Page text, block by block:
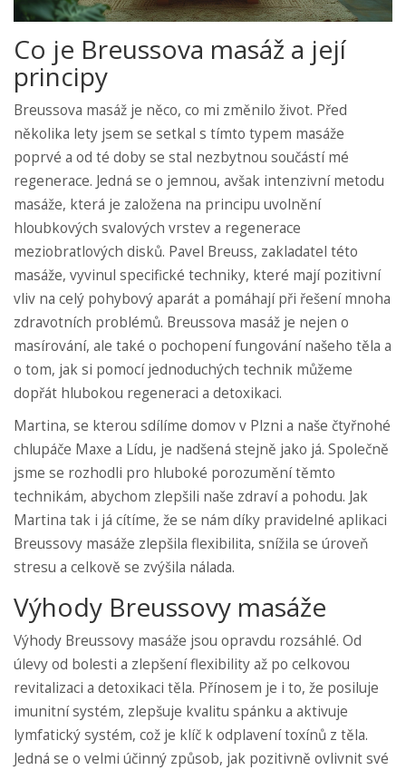
Co je Breussova masáž a její
principy
Breussova masáž je něco, co mi změnilo život. Před
několika lety jsem se setkal s tímto typem masáže
poprvé a od té doby se stal nezbytnou součástí mé
regenerace. Jedná se o jemnou, avšak intenzivní metodu
masáže, která je založena na principu uvolnění
hloubkových svalových vrstev a regenerace
meziobratlových disků. Pavel Breuss, zakladatel této
masáže, vyvinul specifické techniky, které mají pozitivní
vliv na celý pohybový aparát a pomáhají při řešení mnoha
zdravotních problémů. Breussova masáž je nejen o
masírování, ale také o pochopení fungování našeho těla a
o tom, jak si pomocí jednoduchých technik můžeme
dopřát hlubokou regeneraci a detoxikaci.
Martina, se kterou sdílíme domov v Plzni a naše čtyřnohé
chlupáče Maxe a Lídu, je nadšená stejně jako já. Společně
jsme se rozhodli pro hluboké porozumění těmto
technikám, abychom zlepšili naše zdraví a pohodu. Jak
Martina tak i já cítíme, že se nám díky pravidelné aplikaci
Breussovy masáže zlepšila flexibilita, snížila se úroveň
stresu a celkově se zvýšila nálada.
Výhody Breussovy masáže
Výhody Breussovy masáže jsou opravdu rozsáhlé. Od
úlevy od bolesti a zlepšení flexibility až po celkovou
revitalizaci a detoxikaci těla. Přínosem je i to, že posiluje
imunitní systém, zlepšuje kvalitu spánku a aktivuje
lymfatický systém, což je klíč k odplavení toxínů z těla.
Jedná se o velmi účinný způsob, jak pozitivně ovlivnit své